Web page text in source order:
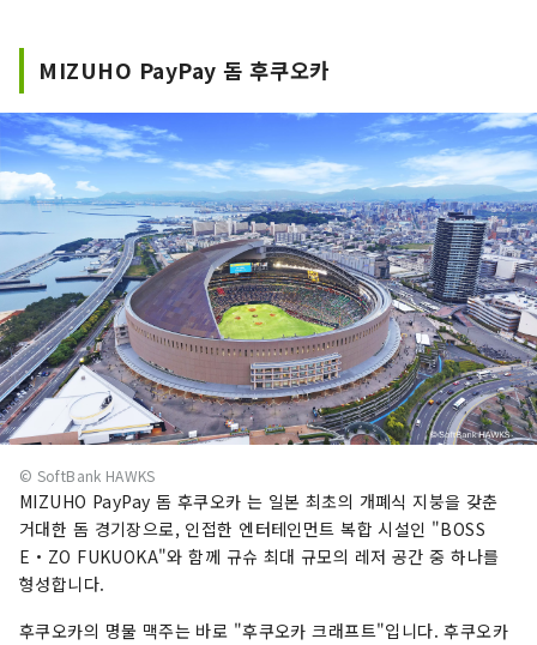
MIZUHO PayPay 돔 후쿠오카
© SoftBank HAWKS
MIZUHO PayPay 돔 후쿠오카 는 일본 최초의 개폐식 지붕을 갖춘
거대한 돔 경기장으로, 인접한 엔터테인먼트 복합 시설인 "BOSS
E・ZO FUKUOKA"와 함께 규슈 최대 규모의 레저 공간 중 하나를
형성합니다.
후쿠오카의 명물 맥주는 바로 "후쿠오카 크래프트"입니다. 후쿠오카